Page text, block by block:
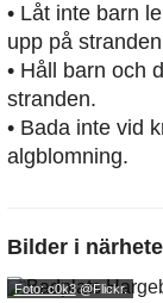
• Låt inte barn
upp på
• Håll barn och
stranden.
• Bada inte vid
algblomning.
Bilder i
Foto: c0k3@Flickr.